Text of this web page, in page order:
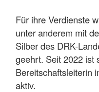
Für ihre Verdienste
unter anderem mit
Silber des DRK-
geehrt. Seit 2022 ist
Bereitschaftsleiterin
aktiv.